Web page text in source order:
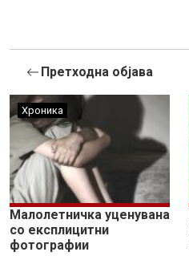
Претходна објава
Хроника
Малолетничка уценувана
со експлицитни
фотографии